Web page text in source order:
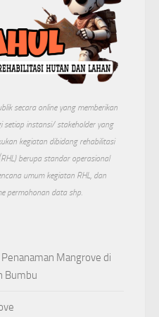
secara online yang memberikan
setiap instansi/ stakeholder yang
kegiatan dibidang rehabilitasi
berupa standar operasional
umum kegiatan RHL, dan
permohonan data shp.
Mangrove di
Bumbu